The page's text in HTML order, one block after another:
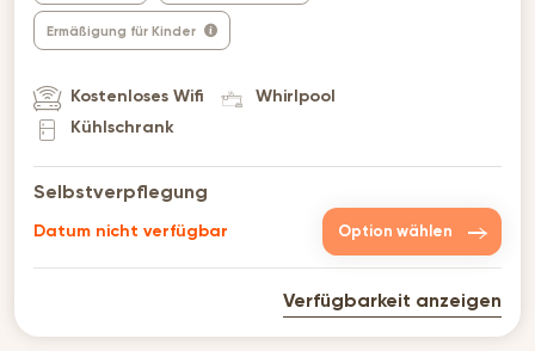
Ermäßigung für Kinder
Kostenloses Wifi
Whirlpool
Kühlschrank
Selbstverpflegung
Datum nicht verfügbar Option wählen
Verfügbarkeit anzeigen